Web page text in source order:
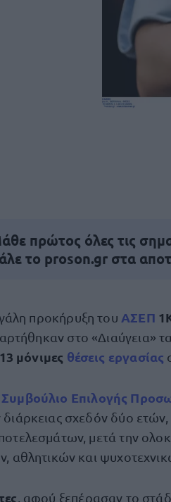
πρώτος όλες τις
το proson.gr στα
προκήρυξη του ΑΣΕΠ
στο «Διαύγεια»
μόνιμες θέσεις εργασίας
Επιλογής
διάρκειας σχεδόν δύο
μετά την
αθλητικών και
, αφού ξεπέρασαν το